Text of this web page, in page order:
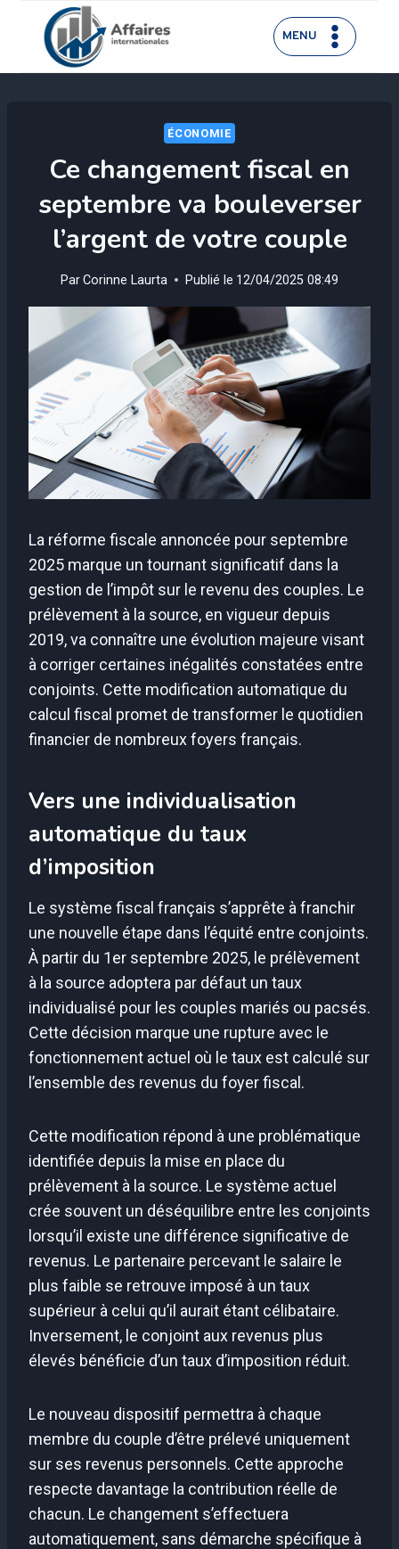
contenu
MENU
ÉCONOMIE
Ce changement fiscal en
septembre va bouleverser
l’argent de votre couple
ParCorinne Laurta Publié le 12/04/2025 08:49
La réforme fiscale annoncée pour septembre
2025 marque un tournant significatif dans la
gestion de l’impôt sur le revenu des couples. Le
prélèvement à la source, en vigueur depuis
2019, va connaître une évolution majeure visant
à corriger certaines inégalités constatées entre
conjoints. Cette modification automatique du
calcul fiscal promet de transformer le quotidien
financier de nombreux foyers français.
Vers une individualisation
automatique du taux
d’imposition
Le système fiscal français s’apprête à franchir
une nouvelle étape dans l’équité entre conjoints.
À partir du 1er septembre 2025, le prélèvement
à la source adoptera par défaut un taux
individualisé pour les couples mariés ou pacsés.
Cette décision marque une rupture avec le
fonctionnement actuel où le taux est calculé sur
l’ensemble des revenus du foyer fiscal.
Cette modification répond à une problématique
identifiée depuis la mise en place du
prélèvement à la source. Le système actuel
crée souvent un déséquilibre entre les conjoints
lorsqu’il existe une différence significative de
revenus. Le partenaire percevant le salaire le
plus faible se retrouve imposé à un taux
supérieur à celui qu’il aurait étant célibataire.
Inversement, le conjoint aux revenus plus
élevés bénéficie d’un taux d’imposition réduit.
Le nouveau dispositif permettra à chaque
membre du couple d’être prélevé uniquement
sur ses revenus personnels. Cette approche
respecte davantage la contribution réelle de
chacun. Le changement s’effectuera
automatiquement, sans démarche spécifique à